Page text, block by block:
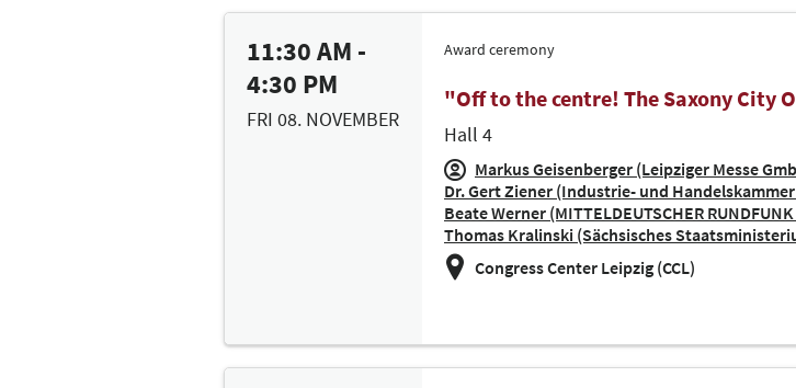
11:30 AM -
4:30 PM
FRI 08. NOVEMBER
Award ceremony
"Off to the centre! The Saxony City
Hall 4
Markus Geisenberger (Leipziger Messe
Dr. Gert Ziener (Industrie- und
Beate Werner (MITTELDEUTSCHER
Thomas Kralinski (Sächsisches
Congress Center Leipzig (CCL)